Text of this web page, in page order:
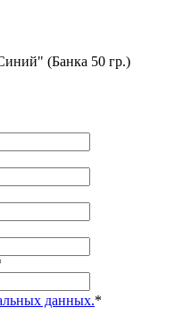
(Банка 50 гр.)
данных.*